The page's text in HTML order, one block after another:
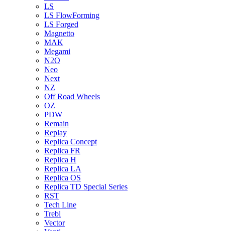
LS
LS FlowForming
LS Forged
Magnetto
MAK
Megami
N2O
Neo
Next
NZ
Off Road Wheels
OZ
PDW
Remain
Replay
Replica Concept
Replica FR
Replica H
Replica LA
Replica OS
Replica TD Special Series
RST
Tech Line
Trebl
Vector